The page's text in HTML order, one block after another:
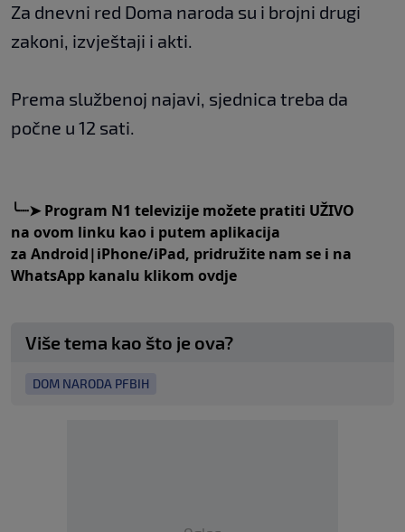
Za dnevni red Doma naroda su i brojni drugi
zakoni, izvještaji i akti.
Prema službenoj najavi, sjednica treba da
počne u 12 sati.
╰┈➤Program N1 televizije možete pratiti UŽIVO
na ovom linku kao i putem aplikacija
za Android|iPhone/iPad, pridružite nam se i na
WhatsApp kanalu klikom ovdje
Više tema kao što je ova?
DOM NARODA PFBIH